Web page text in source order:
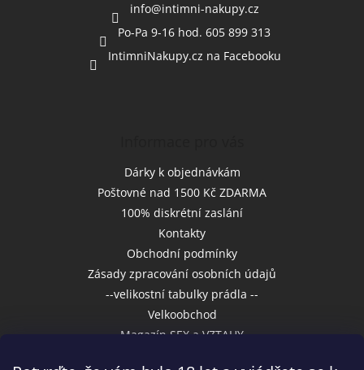
info@intimni-nakupy.cz
Po-Pa 9-16 hod. 605 899 313
IntimniNakupy.cz na Facebooku
Dárky k objednávkám
Poštovné nad 1500 Kč ZDARMA
100% diskrétní zaslání
Kontakty
Obchodní podmínky
Zásady zpracování osobních údajů
--velikostní tabulky prádla --
Velkoobchod
Magazín SEX a VZTAHY